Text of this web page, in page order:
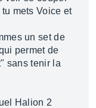
mets Voice et
un set de
permet de
sans tenir la
Halion 2